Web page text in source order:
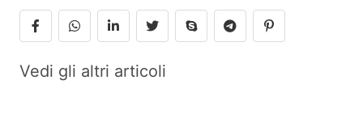
Vedi gli altri articoli